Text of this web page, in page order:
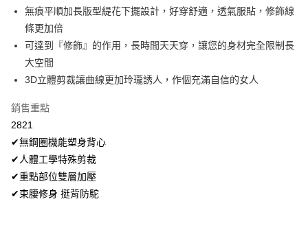
大哥付你分期
相關說明
【大哥付你分期使用說明】
1.本服務由台灣大哥大提供，台灣大哥大用戶可立即使用無須另外申請。
2.付款方式選擇「大哥付你分期」，訂單成立後會自動跳轉到大哥付的交易
流程，驗證手機門號後，選擇欲分期的期數、繳款截止日，確認付款後即完
4.訂單成立30分鐘內，如未前往確認交易或遇審核未通過，訂單將自動取
消。如遇「轉專審核」未通過狀況，表示未達大哥付你分期系統評分，恕無
法說明評估內容。
【繳款方式說明】
1.分期款項不併入電信帳單，「大哥付你分期」於每月結算日後寄送繳費提
醒簡訊。
2.透過簡訊連結打開帳單後，可選擇「超商條碼／台灣大直營門市／銀行轉
帳／街口支付／iPASS MONEY」等通路繳費。
AFTEE先享後付
相關說明
【關於「AFTEE先享後付」】
便利好安心！
２．便利：只要手機號碼，簡訊認證，即可結帳。
３．安心：先確認商品／服務後，再付款。
１．於結帳方式選擇「AFTEE先享後付」後，將跳轉至「AFTEE先享後付」
結帳頁面，進行簡訊認證並確認金額後，即可完成結帳。
相關說明
「Hami Point」為中華電信所提供之點數服務，可於會員專區綁定中華電信
會員帳號後，即可在購物車使用 Hami Point 折抵消費金額 (1點等於1元)。
貨到付款
運送方式
無痕平順加長版型緹花下擺設計，好穿舒適，透氣服貼，修飾線
條更加倍
可達到『修飾』的作用，長時間天天穿，讓您的身材完全限制長
大空間
3D立體剪裁讓曲線更加玲瓏誘人，作個充滿自信的女人
銷售重點
2821
✔無鋼圈機能塑身背心
✔人體工學特殊剪裁
✔重點部位雙層加壓
✔束腰修身 挺背防駝